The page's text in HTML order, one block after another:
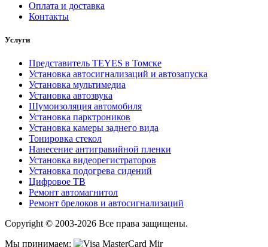
Оплата и доставка
Контакты
Услуги
Представитель TEYES в Томске
Установка автосигнализаций и автозапуска
Установка мультимедиа
Установка автозвука
Шумоизоляция автомобиля
Установка парктроников
Установка камеры заднего вида
Тонировка стекол
Нанесение антигравийной пленки
Установка видеорегистраторов
Установка подогрева сидений
Цифровое ТВ
Ремонт автомагнитол
Ремонт брелоков и автосигнализаций
Copyright © 2003-2026 Все права защищены.
Мы принимаем: